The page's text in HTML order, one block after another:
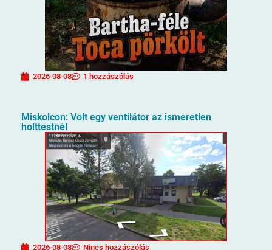
2026-08-08 1 hozzászólás
Miskolcon: Volt egy ventilátor az ismeretlen
holttestnél
2026-08-08 Nincs hozzászólás